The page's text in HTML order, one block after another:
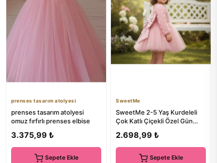
prenses tasarım atolyesi
prenses tasarım atolyesi
omuz fırfırlı prenses elbise
3.375,99 ₺
Sepete Ekle
SweetMe
SweetMe 2-5 Yaş Kurdeleli
Çok Katlı Çiçekli Özel Gün
2.698,99 ₺
Sepete Ekle